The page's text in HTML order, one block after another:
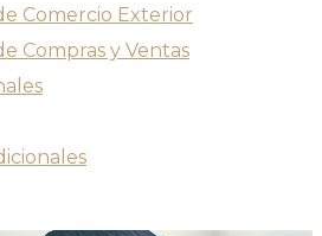
Comercio Exterior
Compras y Ventas